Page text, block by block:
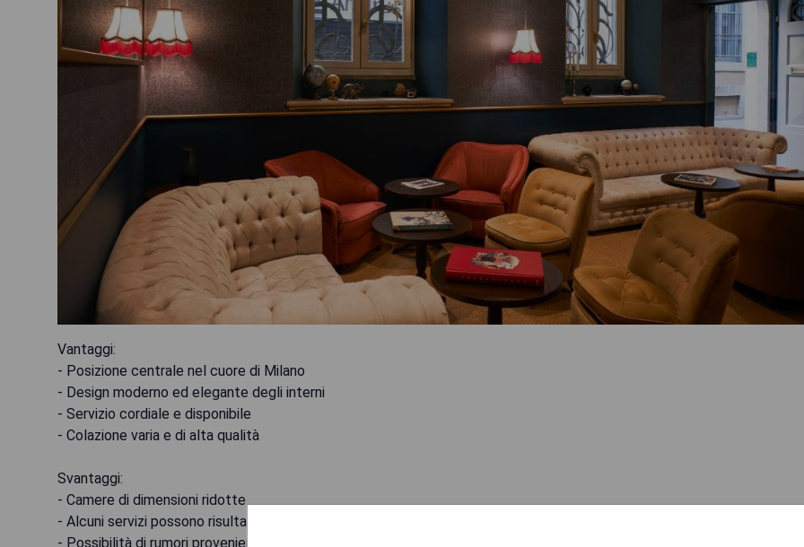
Vantaggi:
- Posizione centrale nel cuore di Milano
- Design moderno ed elegante degli interni
- Servizio cordiale e disponibile
- Colazione varia e di alta qualità
Svantaggi:
- Camere di dimensioni ridotte
- Alcuni servizi possono risultare costosi
- Possibilità di rumori provenienti dalla strada